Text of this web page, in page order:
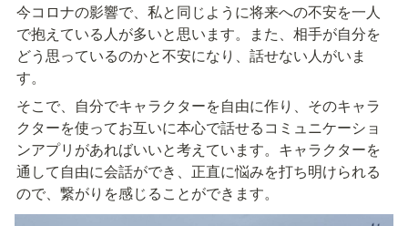
今コロナの影響で、私と同じように将来への不安を一人
で抱えている人が多いと思います。また、相手が自分を
どう思っているのかと不安になり、話せない人がいま
す。
そこで、自分でキャラクターを自由に作り、そのキャラ
クターを使ってお互いに本心で話せるコミュニケーショ
ンアプリがあればいいと考えています。キャラクターを
通して自由に会話ができ、正直に悩みを打ち明けられる
ので、繋がりを感じることができます。